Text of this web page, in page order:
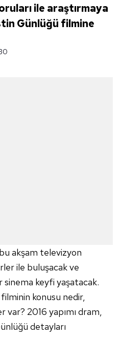
ile araştırmaya
Günlüğü filmine
akşam televizyon
ile buluşacak ve
keyfi yaşatacak.
konusu nedir,
var? 2016 yapımı dram,
detayları